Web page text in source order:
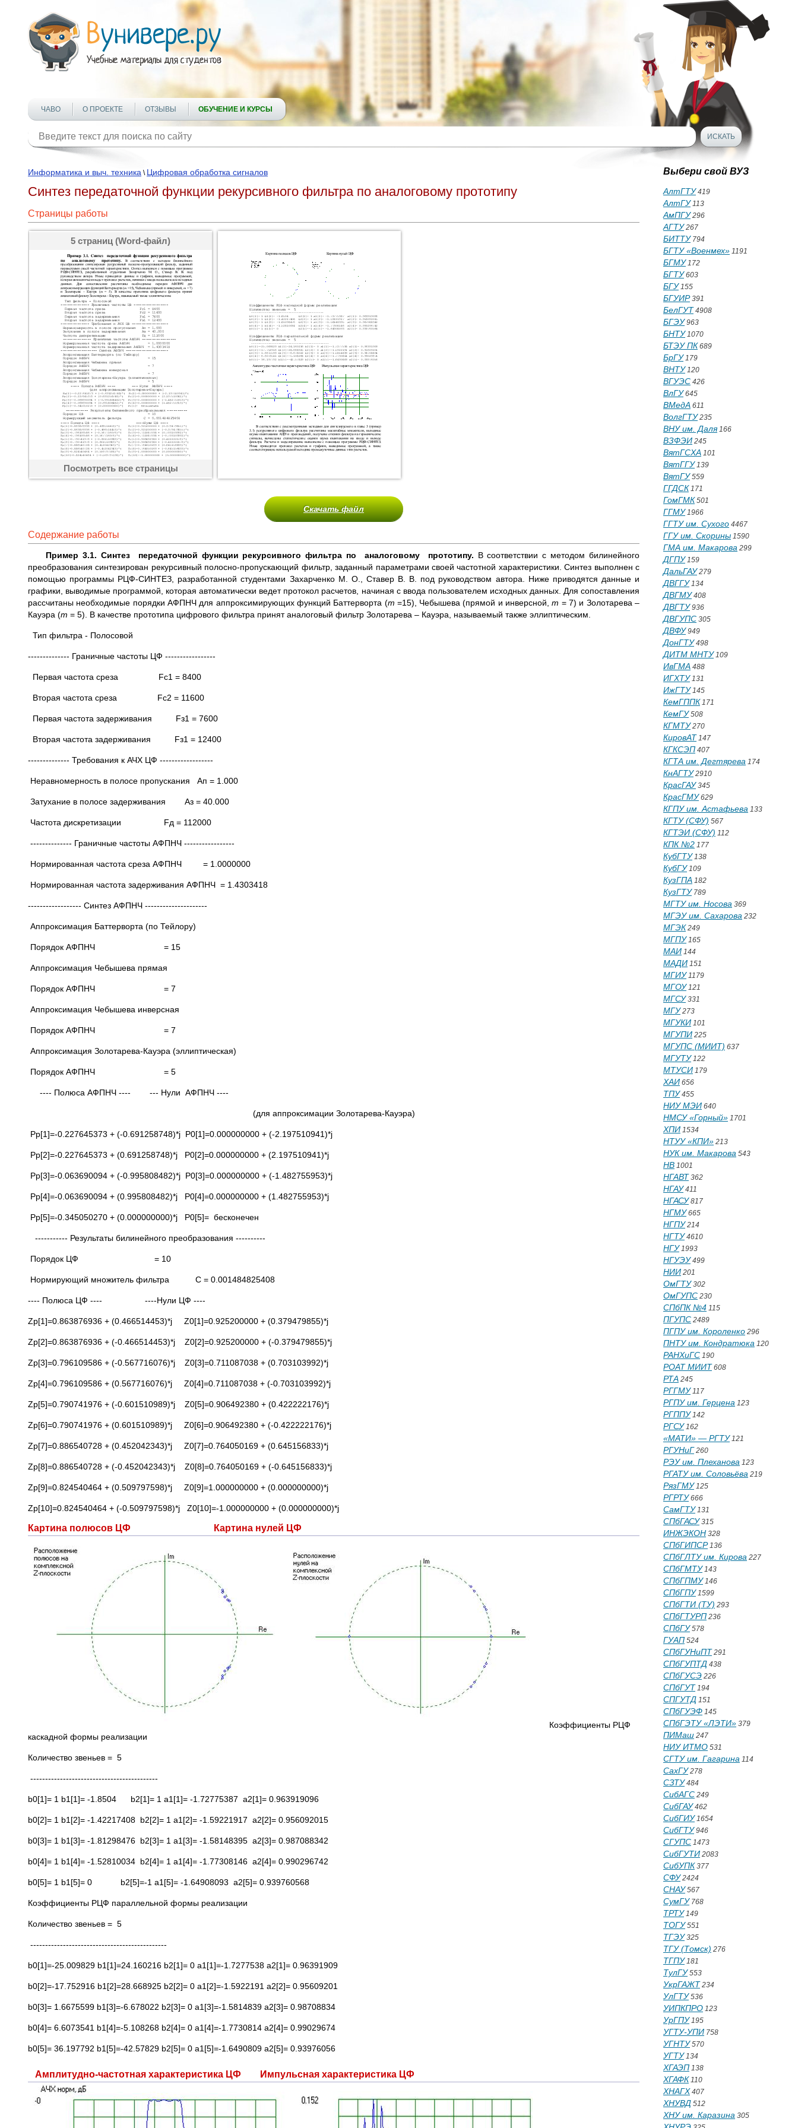
ЧАВО О ПРОЕКТЕ ОТЗЫВЫ ОБУЧЕНИЕ И КУРСЫ
Информатика и выч. техника \ Цифровая обработка сигналов
Синтез передаточной функции рекурсивного фильтра по аналоговому прототипу
Страницы работы
5 страниц (Word-файл)
Посмотреть все страницы
Скачать файл
Содержание работы
Пример 3.1. Синтез передаточной функции рекурсивного фильтра по аналоговому прототипу. В соответствии с методом билинейного
преобразования синтезирован рекурсивный полосно-пропускающий фильтр, заданный параметрами своей частотной характеристики. Синтез выполнен с
помощью программы РЦФ-СИНТЕЗ, разработанной студентами Захарченко М. О., Ставер В. В. под руководством автора. Ниже приводятся данные и
графики, выводимые программой, которая автоматически ведет протокол расчетов, начиная с ввода пользователем исходных данных. Для сопоставления
рассчитаны необходимые порядки АФПНЧ для аппроксимирующих функций Баттерворта (m =15), Чебышева (прямой и инверсной,m = 7) и Золотарева –
Кауэра (m = 5). В качестве прототипа цифрового фильтра принят аналоговый фильтр Золотарева – Кауэра, называемый также эллиптическим.
Тип фильтра - Полосовой
-------------- Граничные частоты ЦФ -----------------
Первая частота среза Fc1 = 8400
Вторая частота среза Fc2 = 11600
Первая частота задерживания Fз1 = 7600
Вторая частота задерживания Fз1 = 12400
-------------- Требования к АЧХ ЦФ ------------------
Неравномерность в полосе пропускания Ап = 1.000
Затухание в полосе задерживания Аз = 40.000
Частота дискретизации Fд = 112000
-------------- Граничные частоты АФПНЧ -----------------
Нормированная частота среза АФПНЧ = 1.0000000
Нормированная частота задерживания АФПНЧ = 1.4303418
------------------ Синтез АФПНЧ ---------------------
Аппроксимация Баттерворта (по Тейлору)
Порядок АФПНЧ = 15
Аппроксимация Чебышева прямая
Порядок АФПНЧ = 7
Аппроксимация Чебышева инверсная
Порядок АФПНЧ = 7
Аппроксимация Золотарева-Кауэра (эллиптическая)
Порядок АФПНЧ = 5
---- Полюса АФПНЧ ---- --- Нули АФПНЧ ----
(для аппроксимации Золотарева-Кауэра)
Pp[1]=-0.227645373 + (-0.691258748)*j P0[1]=0.000000000 + (-2.197510941)*j
Pp[2]=-0.227645373 + (0.691258748)*j P0[2]=0.000000000 + (2.197510941)*j
Pp[3]=-0.063690094 + (-0.995808482)*j P0[3]=0.000000000 + (-1.482755953)*j
Pp[4]=-0.063690094 + (0.995808482)*j P0[4]=0.000000000 + (1.482755953)*j
Pp[5]=-0.345050270 + (0.000000000)*j P0[5]= бесконечен
----------- Результаты билинейного преобразования ----------
Порядок ЦФ = 10
Нормирующий множитель фильтра С = 0.001484825408
---- Полюса ЦФ ---- ----Нули ЦФ ----
Zp[1]=0.863876936 + (0.466514453)*j Z0[1]=0.925200000 + (0.379479855)*j
Zp[2]=0.863876936 + (-0.466514453)*j Z0[2]=0.925200000 + (-0.379479855)*j
Zp[3]=0.796109586 + (-0.567716076)*j Z0[3]=0.711087038 + (0.703103992)*j
Zp[4]=0.796109586 + (0.567716076)*j Z0[4]=0.711087038 + (-0.703103992)*j
Zp[5]=0.790741976 + (-0.601510989)*j Z0[5]=0.906492380 + (0.422222176)*j
Zp[6]=0.790741976 + (0.601510989)*j Z0[6]=0.906492380 + (-0.422222176)*j
Zp[7]=0.886540728 + (0.452042343)*j Z0[7]=0.764050169 + (0.645156833)*j
Zp[8]=0.886540728 + (-0.452042343)*j Z0[8]=0.764050169 + (-0.645156833)*j
Zp[9]=0.824540464 + (0.509797598)*j Z0[9]=1.000000000 + (0.000000000)*j
Zp[10]=0.824540464 + (-0.509797598)*j Z0[10]=-1.000000000 + (0.000000000)*j
Картина полюсов ЦФ Картина нулей ЦФ
Коэффициенты РЦФ
каскадной формы реализации
Количество звеньев = 5
-------------------------------------------
b0[1]= 1 b1[1]= -1.8504 b2[1]= 1 a1[1]= -1.72775387 a2[1]= 0.963919096
b0[2]= 1 b1[2]= -1.42217408 b2[2]= 1 a1[2]= -1.59221917 a2[2]= 0.956092015
b0[3]= 1 b1[3]= -1.81298476 b2[3]= 1 a1[3]= -1.58148395 a2[3]= 0.987088342
b0[4]= 1 b1[4]= -1.52810034 b2[4]= 1 a1[4]= -1.77308146 a2[4]= 0.990296742
b0[5]= 1 b1[5]= 0 b2[5]=-1 a1[5]= -1.64908093 a2[5]= 0.939760568
Коэффициенты РЦФ параллельной формы реализации
Количество звеньев = 5
----------------------------------------------
b0[1]=-25.009829 b1[1]=24.160216 b2[1]= 0 a1[1]=-1.7277538 a2[1]= 0.96391909
b0[2]=-17.752916 b1[2]=28.668925 b2[2]= 0 a1[2]=-1.5922191 a2[2]= 0.95609201
b0[3]= 1.6675599 b1[3]=-6.678022 b2[3]= 0 a1[3]=-1.5814839 a2[3]= 0.98708834
b0[4]= 6.6073541 b1[4]=-5.108268 b2[4]= 0 a1[4]=-1.7730814 a2[4]= 0.99029674
b0[5]= 36.197792 b1[5]=-42.57829 b2[5]= 0 a1[5]=-1.6490809 a2[5]= 0.93976056
Амплитудно-частотная характеристика ЦФ Импульсная характеристика ЦФ
Выбери свой ВУЗ
АлтГТУ419
АлтГУ113
АмПГУ296
АГТУ267
БИТТУ794
БГТУ «Военмех» 1191
БГМУ172
БГТУ603
БГУ155
БГУИР391
БелГУТ 4908
БГЭУ963
БНТУ1070
БТЭУ ПК 689
БрГУ179
ВНТУ120
ВГУЭС 426
ВлГУ645
ВМедА 611
ВолгГТУ235
ВНУ им. Даля166
ВЗФЭИ 245
ВятГСХА 101
ВятГГУ139
ВятГУ559
ГГДСК 171
ГомГМК 501
ГГМУ1966
ГГТУ им. Сухого 4467
ГГУ им. Скорины 1590
ГМА им. Макарова 299
ДГПУ159
ДальГАУ279
ДВГГУ134
ДВГМУ408
ДВГТУ936
ДВГУПС 305
ДВФУ949
ДонГТУ498
ДИТМ МНТУ109
ИвГМА 488
ИГХТУ131
ИжГТУ145
КемГППК 171
КемГУ508
КГМТУ270
КировАТ 147
КГКСЭП 407
КГТА им. Дегтярева 174
КнАГТУ2910
КрасГАУ345
КрасГМУ629
КГПУ им. Астафьева 133
КГТУ (СФУ) 567
КГТЭИ (СФУ) 112
КПК №2 177
КубГТУ138
КубГУ109
КузГПА 182
КузГТУ789
МГТУ им. Носова 369
МГЭУ им. Сахарова 232
МГЭК 249
МГПУ165
МАИ 144
МАДИ 151
МГИУ1179
МГОУ121
МГСУ331
МГУ273
МГУКИ 101
МГУПИ 225
МГУПС (МИИТ) 637
МГУТУ122
МТУСИ 179
ХАИ 656
ТПУ455
НИУ МЭИ 640
НМСУ «Горный» 1701
ХПИ 1534
НТУУ «КПИ» 213
НУК им. Макарова 543
НВ 1001
НГАВТ 362
НГАУ411
НГАСУ817
НГМУ665
НГПУ214
НГТУ4610
НГУ1993
НГУЭУ499
НИИ 201
ОмГТУ302
ОмГУПС 230
СПбПК №4 115
ПГУПС 2489
ПГПУ им. Короленко 296
ПНТУ им. Кондратюка 120
РАНХиГС 190
РОАТ МИИТ 608
РТА 245
РГГМУ117
РГПУ им. Герцена 123
РГППУ142
РГСУ162
«МАТИ» — РГТУ121
РГУНиГ 260
РЭУ им. Плеханова 123
РГАТУ им. Соловьёва 219
РязГМУ125
РГРТУ666
СамГТУ131
СПбГАСУ315
ИНЖЭКОН 328
СПбГИПСР136
СПбГЛТУ им. Кирова 227
СПбГМТУ143
СПбГПМУ146
СПбГПУ1599
СПбГТИ (ТУ) 293
СПбГТУРП 236
СПбГУ578
ГУАП 524
СПбГУНиПТ 291
СПбГУПТД 438
СПбГУСЭ 226
СПбГУТ 194
СПГУТД 151
СПбГУЭФ 145
СПбГЭТУ «ЛЭТИ» 379
ПИМаш 247
НИУ ИТМО 531
СГТУ им. Гагарина 114
СахГУ278
СЗТУ484
СибАГС 249
СибГАУ462
СибГИУ1654
СибГТУ946
СГУПС 1473
СибГУТИ 2083
СибУПК 377
СФУ2424
СНАУ567
СумГУ768
ТРТУ149
ТОГУ551
ТГЭУ325
ТГУ (Томск) 276
ТГПУ181
ТулГУ553
УкрГАЖТ 234
УлГТУ536
УИПКПРО 123
УрГПУ195
УГТУ-УПИ 758
УГНТУ570
УГТУ134
ХГАЭП 138
ХГАФК 110
ХНАГХ 407
ХНУВД 512
ХНУ им. Каразина 305